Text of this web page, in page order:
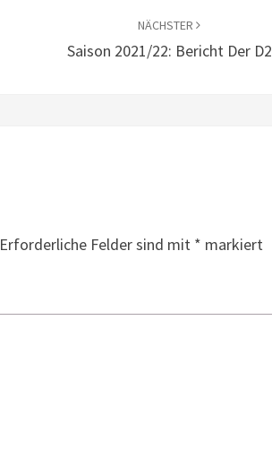
NÄCHSTER
Saison 2021/22: Bericht Der D2
Erforderliche Felder sind mit * markiert